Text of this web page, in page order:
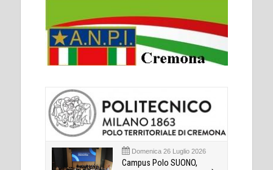
Domenica 26 Luglio 2026
Campus Polo SUONO,